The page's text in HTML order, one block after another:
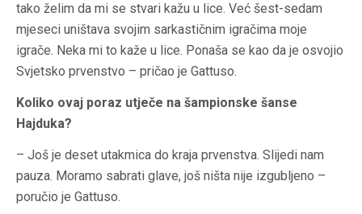
tako želim da mi se stvari kažu u lice. Već šest-sedam
mjeseci uništava svojim sarkastičnim igračima moje
igrače. Neka mi to kaže u lice. Ponaša se kao da je osvojio
Svjetsko prvenstvo – pričao je Gattuso.
Koliko ovaj poraz utječe na šampionske šanse
Hajduka?
– Još je deset utakmica do kraja prvenstva. Slijedi nam
pauza. Moramo sabrati glave, još ništa nije izgubljeno –
poručio je Gattuso.